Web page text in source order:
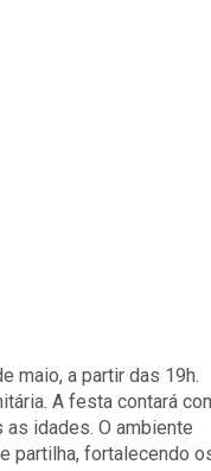
maio, a partir das 19h.
A festa contará
idades. O ambiente
partilha, fortalecendo